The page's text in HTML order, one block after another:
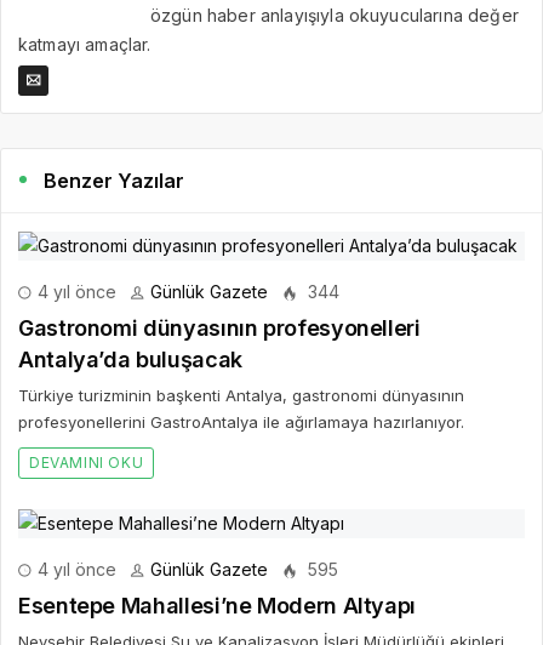
özgün haber anlayışıyla okuyucularına değer
katmayı amaçlar.
Benzer Yazılar
4 yıl önce Günlük Gazete 344
Gastronomi dünyasının profesyonelleri
Antalya’da buluşacak
Türkiye turizminin başkenti Antalya, gastronomi dünyasının
profesyonellerini GastroAntalya ile ağırlamaya hazırlanıyor.
DEVAMINI OKU
4 yıl önce Günlük Gazete 595
Esentepe Mahallesi’ne Modern Altyapı